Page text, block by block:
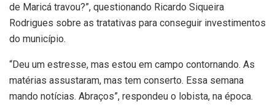
de Maricá travou?”, questionando Ricardo Siqueira
Rodrigues sobre as tratativas para conseguir investimentos
do município.
“Deu um estresse, mas estou em campo contornando. As
matérias assustaram, mas tem conserto. Essa semana
mando notícias. Abraços”, respondeu o lobista, na época.